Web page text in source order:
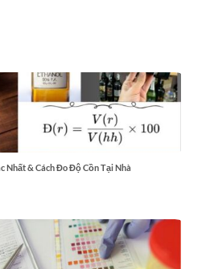
Nhất & Cách Đo Độ Cồn Tại Nhà